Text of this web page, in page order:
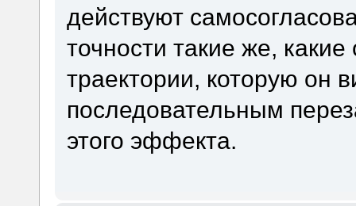
действуют
точности такие же,
траектории, которую он
последовательным
этого эффекта.